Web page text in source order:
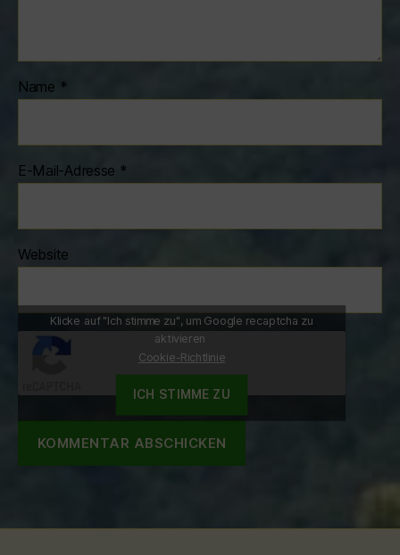
Name *
E-Mail-Adresse *
Website
Klicke auf "Ich stimme zu", um Google recaptcha zu
aktivieren
Cookie-Richtlinie
ICH STIMME ZU